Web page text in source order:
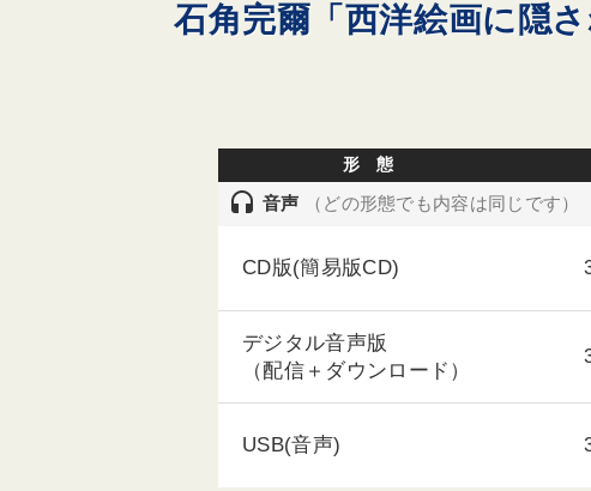
石角完爾「西洋絵画に隠
形 態
headset 音声 （どの形態でも内容は同じです）
CD版(簡易版CD)
デジタル音声版
（配信＋ダウンロード）
USB(音声)